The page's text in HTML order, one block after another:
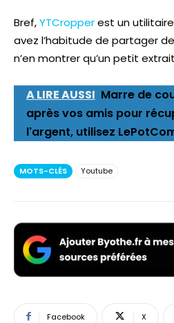
Bref,YTCropperest un
avez l’habitude de partager
n’en montrer qu’un petit
A LIRE AUSSI Marre de
après vos amis pour
l'argent, utilisez
MOTS-CLÉS Youtube
Facebook X